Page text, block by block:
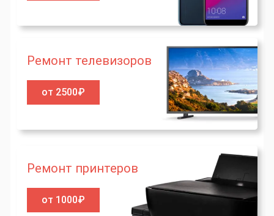
Ремонт телевизоров
от 2500₽
Ремонт принтеров
от 1000₽